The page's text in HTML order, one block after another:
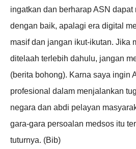
ingatkan dan berharap ASN
dengan baik, apalagi era digital
masif dan jangan ikut-ikutan. Jika
ditelaah terlebih dahulu, jangan
(berita bohong). Karna saya ingin
profesional dalam menjalankan
negara dan abdi pelayan
gara-gara persoalan medsos itu
tuturnya. (Bib)